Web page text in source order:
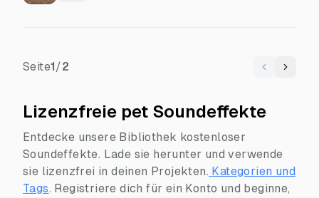
Seite1/2 Previous
Next
Lizenzfreie pet Soundeffekte
Entdecke unsere Bibliothek kostenloser
Soundeffekte. Lade sie herunter und verwende
sie lizenzfrei in deinen Projekten. Kategorien und
Tags. Registriere dich für ein Konto und beginne,